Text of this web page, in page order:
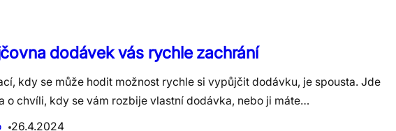
dodávek vás rychle zachrání
kdy se může hodit možnost rychle si vypůjčit dodávku, je spousta. Jde
o chvíli, kdy se vám rozbije vlastní dodávka, nebo ji máte…
26.4.2024